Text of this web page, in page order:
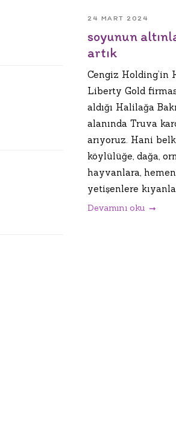
24 MART 2024
soyunun
artık
Cengiz Holding’in
Liberty Gold
aldığı Halilağa
alanında Truva
arıyoruz. Hani
köylülüğe, dağa,
hayvanlara,
yetişenlere
Devamını oku